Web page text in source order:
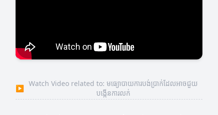
▶
Watch Video related to: មធ្យោបាយការបង់ប្រាក់ដែលអាចជួយ
បង្កើនការលក់